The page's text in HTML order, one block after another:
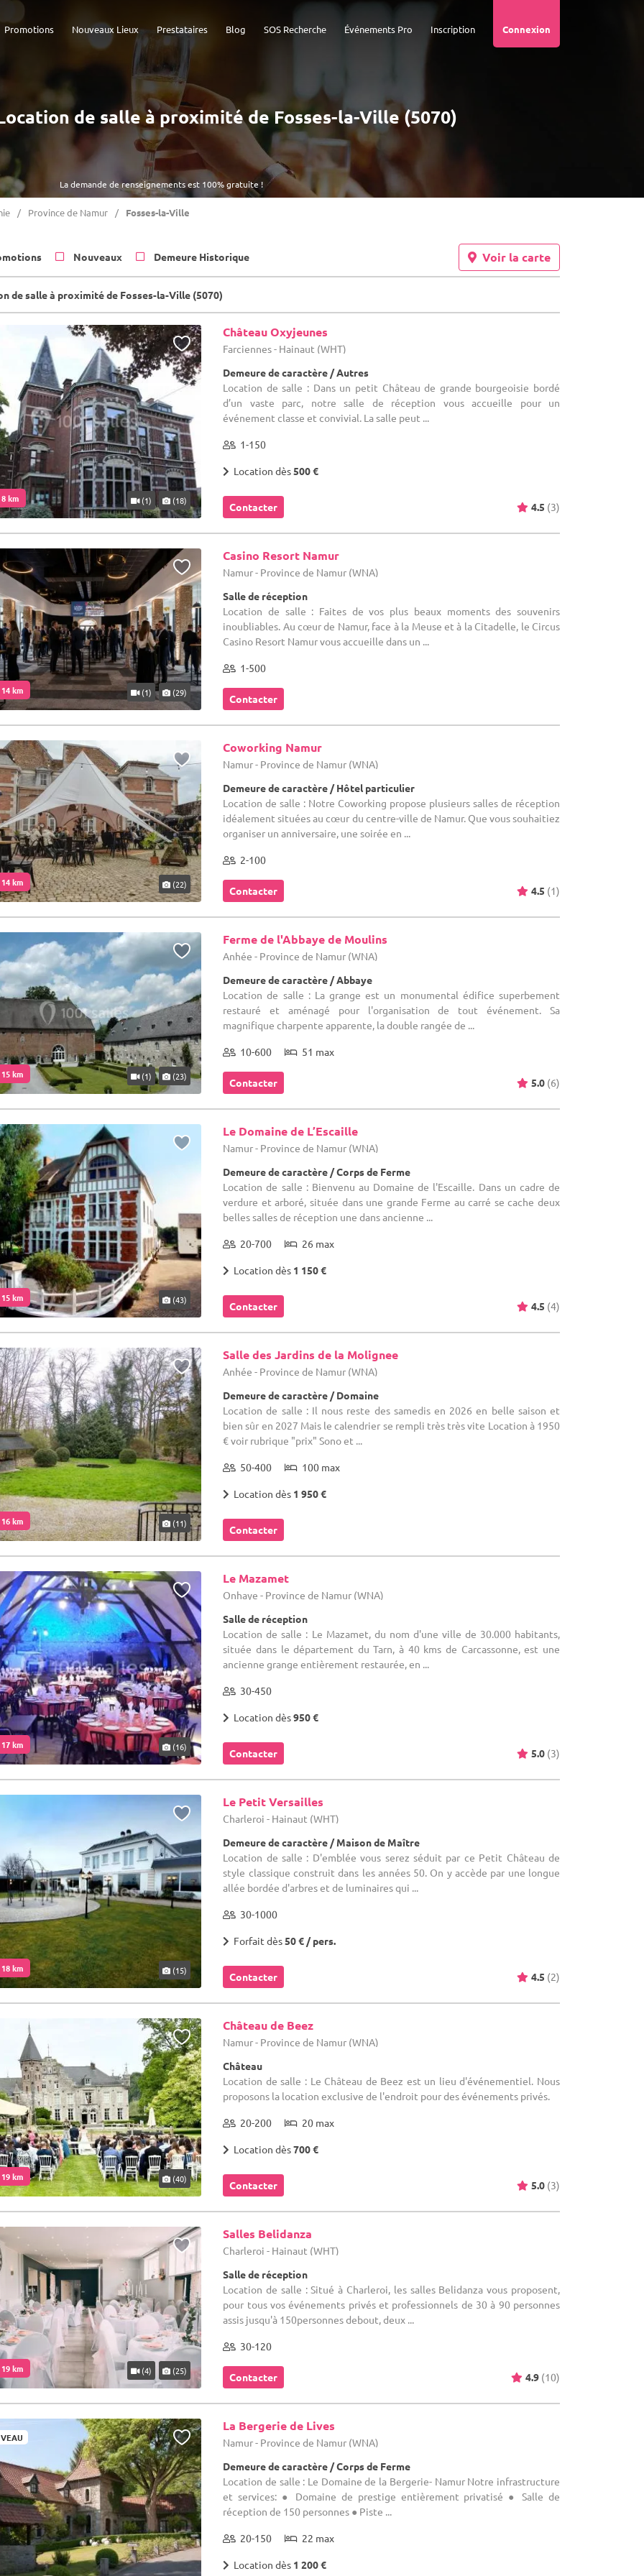
Connexion
Inscription
Événements Pro
SOS Recherche
Blog
Prestataires
Nouveaux Lieux
Promotions
La demande de renseignements est 100% gratuite !
de salle à proximité de Fosses-la-Ville (5070)
Province de Namur Fosses-la-Ville
Nouveaux Demeure Historique Voir la carte
de salle à proximité de Fosses-la-Ville (5070)
km (1) (18)
Château Oxyjeunes
Farciennes - Hainaut (WHT)
Demeure de caractère / Autres
Location de salle : Dans un petit Château de grande bourgeoisie bordé
d’un vaste parc, notre salle de réception vous accueille pour un
événement classe et convivial. La salle peut ...
1-150
Location dès500 €
Contacter 4.5 (3)
km (1) (29)
Casino Resort Namur
Namur - Province de Namur (WNA)
Salle de réception
Location de salle : Faites de vos plus beaux moments des souvenirs
inoubliables. Au cœur de Namur, face à la Meuse et à la Citadelle, le Circus
Casino Resort Namur vous accueille dans un ...
1-500
Contacter
km (22)
Coworking Namur
Namur - Province de Namur (WNA)
Demeure de caractère / Hôtel particulier
Location de salle : Notre Coworking propose plusieurs salles de réception
idéalement situées au cœur du centre-ville de Namur. Que vous souhaitiez
organiser un anniversaire, une soirée en ...
2-100
Contacter 4.5 (1)
km (1) (23)
Ferme de l'Abbaye de Moulins
Anhée - Province de Namur (WNA)
Demeure de caractère / Abbaye
Location de salle : La grange est un monumental édifice superbement
restauré et aménagé pour l'organisation de tout événement. Sa
magnifique charpente apparente, la double rangée de ...
10-600 51 max
Contacter 5.0 (6)
km (43)
Le Domaine de L’Escaille
Namur - Province de Namur (WNA)
Demeure de caractère / Corps de Ferme
Location de salle : Bienvenu au Domaine de l'Escaille. Dans un cadre de
verdure et arboré, située dans une grande Ferme au carré se cache deux
belles salles de réception une dans ancienne ...
20-700 26 max
Location dès 1 150 €
Contacter 4.5 (4)
km (11)
Salle des Jardins de la Molignee
Anhée - Province de Namur (WNA)
Demeure de caractère / Domaine
Location de salle : Il nous reste des samedis en 2026 en belle saison et
bien sûr en 2027 Mais le calendrier se rempli très très vite Location à 1950
€ voir rubrique "prix" Sono et ...
50-400 100 max
Location dès 1 950 €
Contacter
km (16)
Le Mazamet
Onhaye - Province de Namur (WNA)
Salle de réception
Location de salle : Le Mazamet, du nom d'une ville de 30.000 habitants,
située dans le département du Tarn, à 40 kms de Carcassonne, est une
ancienne grange entièrement restaurée, en ...
30-450
Location dès950 €
Contacter 5.0 (3)
km (15)
Le Petit Versailles
Charleroi - Hainaut (WHT)
Demeure de caractère / Maison de Maître
Location de salle : D'emblée vous serez séduit par ce Petit Château de
style classique construit dans les années 50. On y accède par une longue
allée bordée d'arbres et de luminaires qui ...
30-1000
Forfait dès50 € / pers.
Contacter 4.5 (2)
km (40)
Château de Beez
Namur - Province de Namur (WNA)
Château
Location de salle : Le Château de Beez est un lieu d'événementiel. Nous
proposons la location exclusive de l'endroit pour des événements privés.
20-200 20 max
Location dès700 €
Contacter 5.0 (3)
km (4) (25)
Salles Belidanza
Charleroi - Hainaut (WHT)
Salle de réception
Location de salle : Situé à Charleroi, les salles Belidanza vous proposent,
pour tous vos événements privés et professionnels de 30 à 90 personnes
assis jusqu'à 150personnes debout, deux ...
30-120
Contacter 4.9 (10)
La Bergerie de Lives
Namur - Province de Namur (WNA)
Demeure de caractère / Corps de Ferme
Location de salle : Le Domaine de la Bergerie- Namur Notre infrastructure
et services: ● Domaine de prestige entièrement privatisé ● Salle de
réception de 150 personnes ● Piste ...
20-150 22 max
Location dès 1 200 €